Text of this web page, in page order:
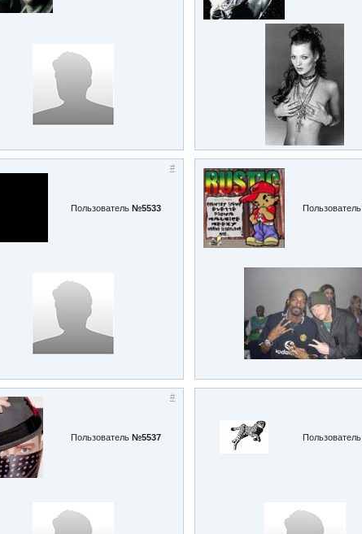
#
Пользователь №5533 Пользователь
#
Пользователь №5537 Пользователь